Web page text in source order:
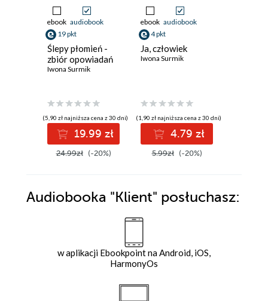
ebook audiobook
19 pkt
Ślepy płomień -
zbiór opowiadań
Iwona Surmik
(5,90 zł najniższa cena z 30 dni)
19.99 zł
24.99zł (-20%)
ebook audiobook
4 pkt
Ja, człowiek
Iwona Surmik
(1,90 zł najniższa cena z 30 dni)
4.79 zł
5.99zł (-20%)
Audiobooka "Klient" posłuchasz:
w aplikacji Ebookpoint na Android, iOS,
HarmonyOs